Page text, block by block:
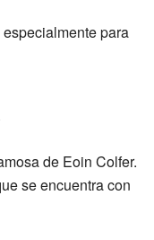
para
de Eoin Colfer.
se encuentra con